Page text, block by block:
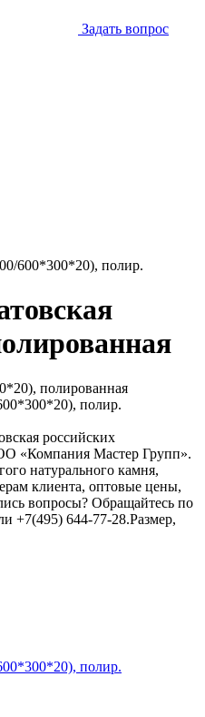
Задать вопрос
600*300*20), полир.
полированная
российских
«Компания Мастер Групп».
натурального камня,
клиента, оптовые цены,
вопросы? Обращайтесь по
+7(495) 644-77-28.Размер,